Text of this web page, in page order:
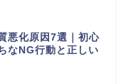
悪化原因7選｜初心
なNG行動と正しい